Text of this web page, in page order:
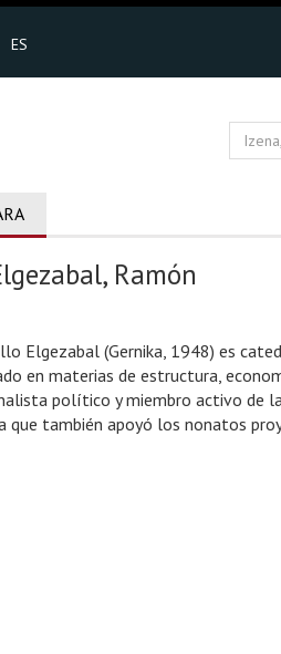
ES
Ramón
Elgezabal (Gernika, 1948) es
en materias de estructura,
político y miembro activo de
que también apoyó los nonatos